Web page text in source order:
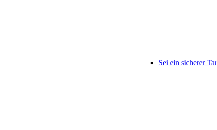
Sei ein sicherer